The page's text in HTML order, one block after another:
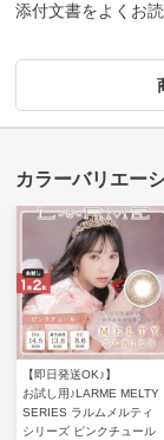
添付文書をよくお
【即日発送OK♪】
お試し用♪LARME MELTY
SERIES ラルムメルティ
シリーズ ピンクチュール